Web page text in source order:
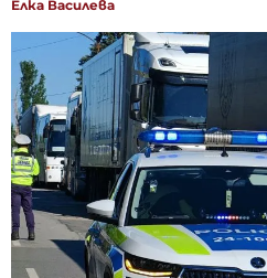
Елка Василева